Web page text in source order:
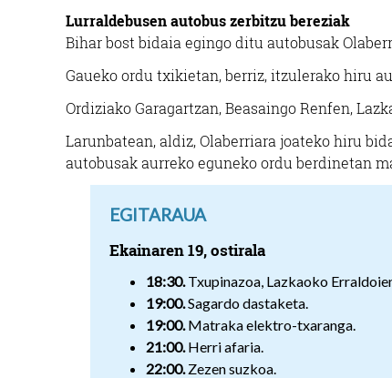
Lurraldebusen autobus zerbitzu bereziak
Bihar bost bidaia egingo ditu autobusak
Gaueko ordu txikietan, berriz, itzulerako hiru
Ordiziako Garagartzan, Beasaingo Renfen,
Larunbatean, aldiz, Olaberriara joateko hiru
autobusak aurreko eguneko ordu berdinetan
EGITARAUA
Ekainaren 19, ostirala
18:30.Txupinazoa, Lazkaoko
19:00.Sagardo dastaketa.
19:00.Matraka elektro-txaranga.
21:00.Herri afaria.
22:00.Zezen suzkoa.